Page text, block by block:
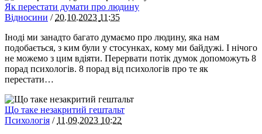
Як перестати думати про людину
Відносини / 20.10.2023 11:35
Іноді ми занадто багато думаємо про людину, яка нам
подобається, з ким були у стосунках, кому ми байдужі. І нічого
не можемо з цим вдіяти. Перервати потік думок допоможуть 8
порад психологів. 8 порад від психологів про те як
перестати…
Що таке незакритий гештальт
Психологія / 11.09.2023 10:22